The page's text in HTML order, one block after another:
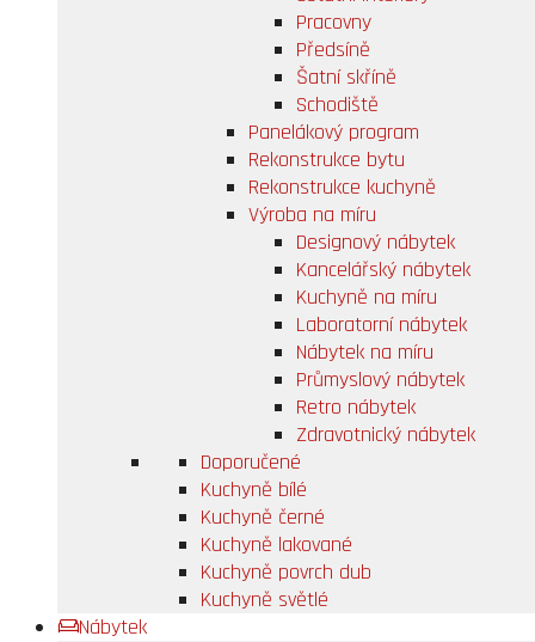
Pracovny
Předsíně
Šatní skříně
Schodiště
Panelákový program
Rekonstrukce bytu
Rekonstrukce kuchyně
Výroba na míru
Designový nábytek
Kancelářský nábytek
Kuchyně na míru
Laboratorní nábytek
Nábytek na míru
Průmyslový nábytek
Retro nábytek
Zdravotnický nábytek
Doporučené
Kuchyně bílé
Kuchyně černé
Kuchyně lakované
Kuchyně povrch dub
Kuchyně světlé
Nábytek